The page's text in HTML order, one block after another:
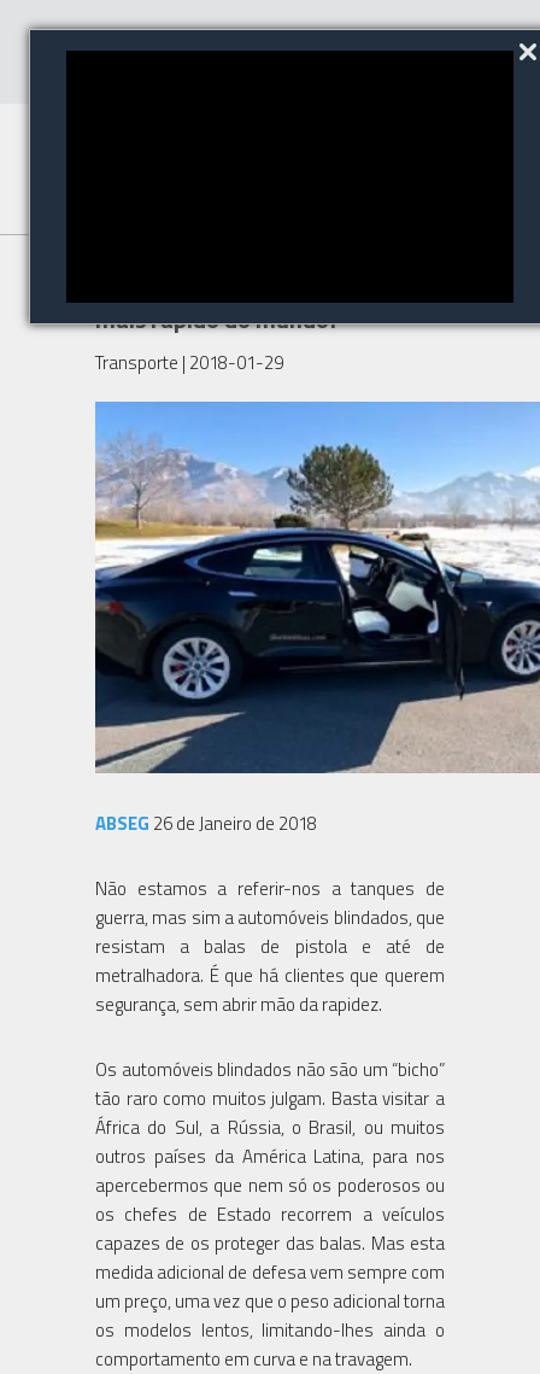
mais rápido do mundo?
Transporte | 2018-01-29
ABSEG 26 de Janeiro de 2018
Não estamos a referir-nos a tanques de
guerra, mas sim a automóveis blindados, que
resistam a balas de pistola e até de
metralhadora. É que há clientes que querem
segurança, sem abrir mão da rapidez.
Os automóveis blindados não são um “bicho”
tão raro como muitos julgam. Basta visitar a
África do Sul, a Rússia, o Brasil, ou muitos
outros países da América Latina, para nos
apercebermos que nem só os poderosos ou
os chefes de Estado recorrem a veículos
capazes de os proteger das balas. Mas esta
medida adicional de defesa vem sempre com
um preço, uma vez que o peso adicional torna
os modelos lentos, limitando-lhes ainda o
comportamento em curva e na travagem.